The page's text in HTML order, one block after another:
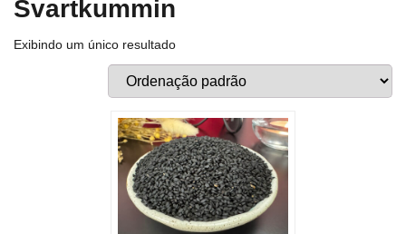
Svartkummin
Exibindo um único resultado